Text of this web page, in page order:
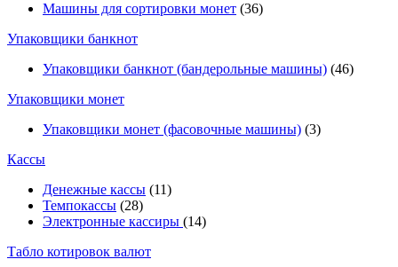
Машины для сортировки монет (36)
Упаковщики банкнот
Упаковщики банкнот (бандерольные машины) (46)
Упаковщики монет
Упаковщики монет (фасовочные машины) (3)
Кассы
Денежные кассы (11)
Темпокассы (28)
Электронные кассиры (14)
Табло котировок валют